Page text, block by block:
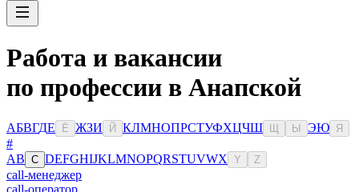
Работа и вакансии
по профессии в Анапской
АБВГДЕ Ё ЖЗИ Й КЛМНОПРСТУФХЦЧШ Ы ЭЮ Я
#
AB C DEFGHIJKLMNOPQRSTUVWX Y Z
call-менеджер
call-оператор